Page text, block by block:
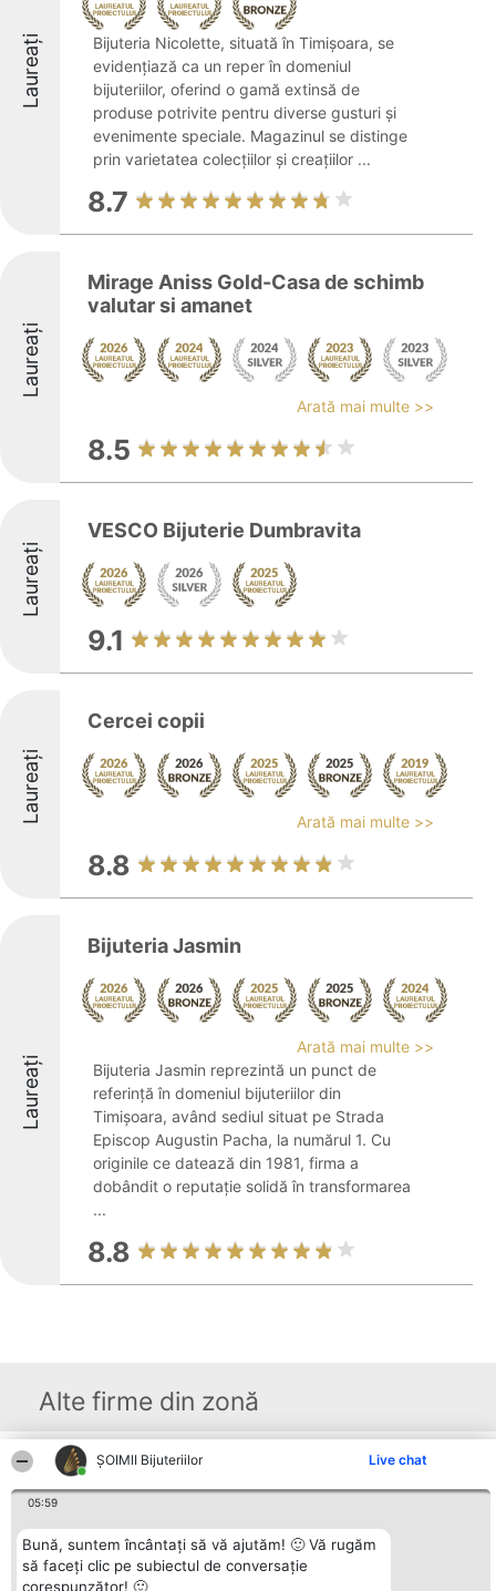
ŞOIMII Bijuteriilor Live chat
05:59
Bună, suntem încântați să vă ajutăm! 🙂 Vă rugăm
să faceți clic pe subiectul de conversație
corespunzător! 🙂
Laureați
Bijuteria Nicolette, situată în Timișoara, se
evidențiază ca un reper în domeniul
bijuteriilor, oferind o gamă extinsă de
produse potrivite pentru diverse gusturi și
evenimente speciale. Magazinul se distinge
prin varietatea colecțiilor și creațiilor ...
8.7
Laureați
Mirage Aniss Gold-Casa de schimb
valutar si amanet
Arată mai multe >>
8.5
Laureați
VESCO Bijuterie Dumbravita
9.1
Laureați
Cercei copii
Arată mai multe >>
8.8
Laureați
Bijuteria Jasmin
Arată mai multe >>
Bijuteria Jasmin reprezintă un punct de
referință în domeniul bijuteriilor din
Timișoara, având sediul situat pe Strada
Episcop Augustin Pacha, la numărul 1. Cu
originile ce datează din 1981, firma a
dobândit o reputație solidă în transformarea
...
8.8
Alte firme din zonă
Organizator Ranking
BRIGHT SOLUTIONS BR SRL
Aleea Timisul De Sus 2 Bl. A30
București
CUI 36737675
tel: +40 770 990 492
Câștigătorii
Reguli
Statut
Politica de
Contact